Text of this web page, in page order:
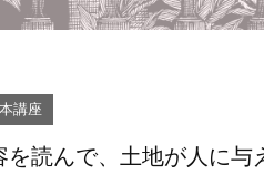
本講座
を読んで、土地が人に